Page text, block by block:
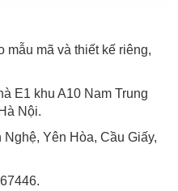
mẫu mã và thiết kế riêng,
E1 khu A10 Nam Trung
Nội.
Yên Hòa, Cầu Giấy,